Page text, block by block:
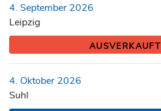
4. September 2026
Leipzig
AUSVERKAUFT
4. Oktober 2026
Suhl